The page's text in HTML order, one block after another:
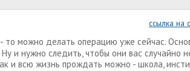
ссылка на
то можно делать операцию уже сейчас.
и нужно следить, чтобы они вас случайно
и всю жизнь прождать можно - школа,